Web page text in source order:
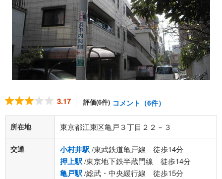
3.17 評価(6件) コメント（6件）
所在地 東京都江東区亀戸３丁目２２－３
交通 小村井駅/東武鉄道亀戸線 徒歩14分
押上駅/東京地下鉄半蔵門線 徒歩14分
亀戸駅/総武・中央緩行線 徒歩15分